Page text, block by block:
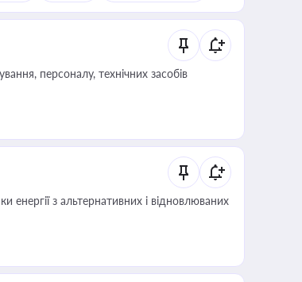
персоналу, технічних засобів
з альтернативних і відновлюваних